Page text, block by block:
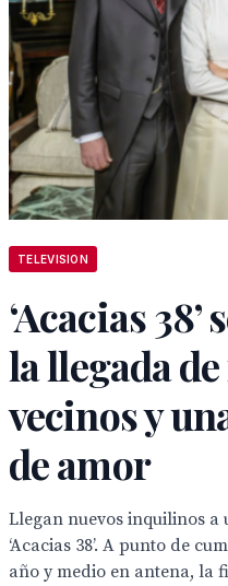
TELEVISION
‘Acacias
la llegada
vecinos y
de amor
Llegan nuevos inquilinos a
‘Acacias 38’. A punto de
año y medio en antena, la